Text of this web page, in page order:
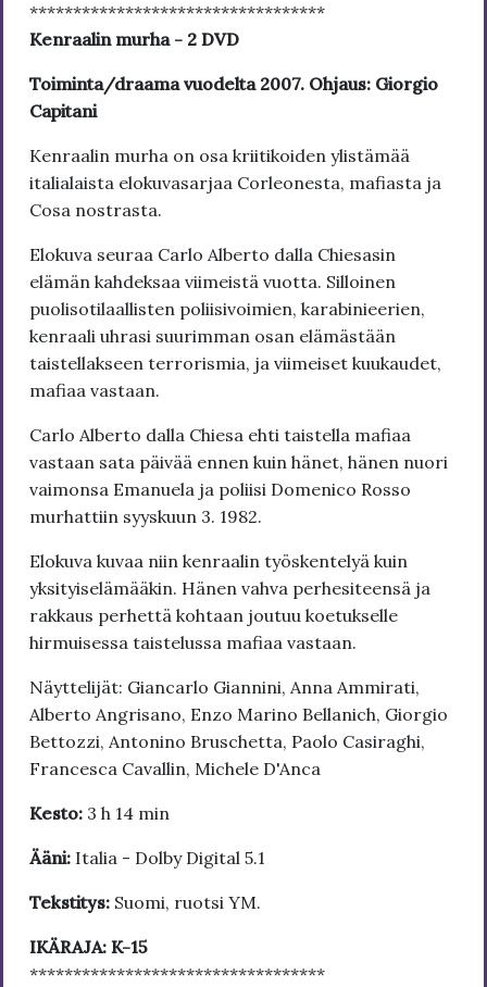
**********************************
Kenraalin murha - 2 DVD
Toiminta/draama vuodelta 2007. Ohjaus: Giorgio
Capitani
Kenraalin murha on osa kriitikoiden ylistämää
italialaista elokuvasarjaa Corleonesta, mafiasta ja
Cosa nostrasta.
Elokuva seuraa Carlo Alberto dalla Chiesasin
elämän kahdeksaa viimeistä vuotta. Silloinen
puolisotilaallisten poliisivoimien, karabinieerien,
kenraali uhrasi suurimman osan elämästään
taistellakseen terrorismia, ja viimeiset kuukaudet,
mafiaa vastaan.
Carlo Alberto dalla Chiesa ehti taistella mafiaa
vastaan sata päivää ennen kuin hänet, hänen nuori
vaimonsa Emanuela ja poliisi Domenico Rosso
murhattiin syyskuun 3. 1982.
Elokuva kuvaa niin kenraalin työskentelyä kuin
yksityiselämääkin. Hänen vahva perhesiteensä ja
rakkaus perhettä kohtaan joutuu koetukselle
hirmuisessa taistelussa mafiaa vastaan.
Näyttelijät: Giancarlo Giannini, Anna Ammirati,
Alberto Angrisano, Enzo Marino Bellanich, Giorgio
Bettozzi, Antonino Bruschetta, Paolo Casiraghi,
Francesca Cavallin, Michele D'Anca
Kesto: 3 h 14 min
Ääni: Italia - Dolby Digital 5.1
Tekstitys: Suomi, ruotsi YM.
IKÄRAJA: K-15
**********************************